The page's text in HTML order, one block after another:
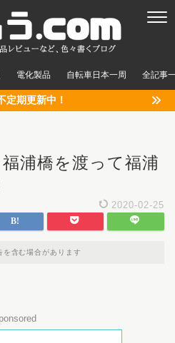
電化製品 自転車日本一周 全記事
定期更新中！
浦橋を渡って福浦
2020-02-25
を含む場合があります